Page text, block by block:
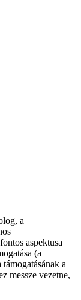
a
aspektusa
(a
a
messze vezetne,